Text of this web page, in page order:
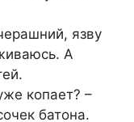
язву
А
копает? –
батона.